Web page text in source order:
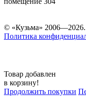
© «Кузьма»
Политика
Товар добавлен
в корзину!
Продолжить покупки